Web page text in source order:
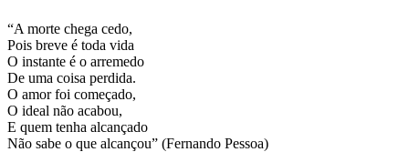
“A morte chega cedo,
Pois breve é toda vida
O instante é o arremedo
De uma coisa perdida.
O amor foi começado,
O ideal não acabou,
E quem tenha alcançado
Não sabe o que alcançou” (Fernando Pessoa)